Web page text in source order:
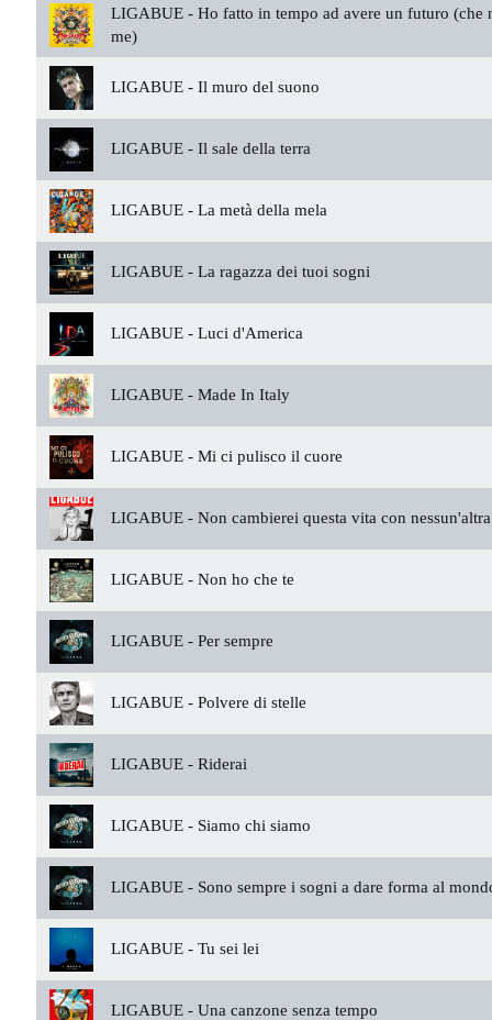
LIGABUE - Ho fatto in tempo ad avere un futuro (che
me)
LIGABUE - Il muro del suono
LIGABUE - Il sale della terra
LIGABUE - La metà della mela
LIGABUE - La ragazza dei tuoi sogni
LIGABUE - Luci d'America
LIGABUE - Made In Italy
LIGABUE - Mi ci pulisco il cuore
LIGABUE - Non cambierei questa vita con nessun'altra
LIGABUE - Non ho che te
LIGABUE - Per sempre
LIGABUE - Polvere di stelle
LIGABUE - Riderai
LIGABUE - Siamo chi siamo
LIGABUE - Sono sempre i sogni a dare forma al
LIGABUE - Tu sei lei
LIGABUE - Una canzone senza tempo